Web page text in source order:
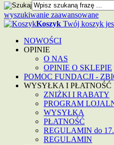
wyszukiwanie zaawansowane
Koszyk Twój koszyk
NOWOŚCI
OPINIE
O NAS
OPINIE O SKLEPIE
POMOC FUNDACJI -
WYSYŁKA I PŁATNOŚĆ
ZNIŻKI I RABATY
PROGRAM
WYSYŁKA
PŁATNOŚĆ
REGULAMIN do
REGULAMIN